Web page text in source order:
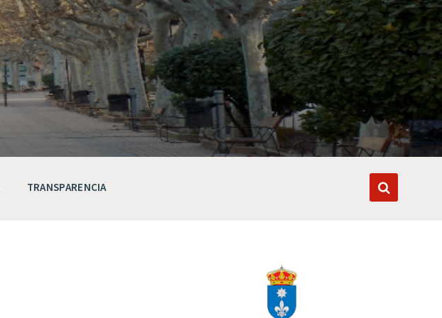
TRANSPARENCIA